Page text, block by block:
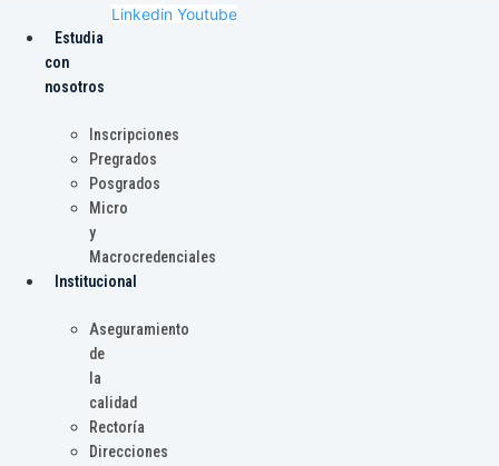
Linkedin Youtube
Estudia
con
nosotros
Inscripciones
Pregrados
Posgrados
Micro
y
Macrocredenciales
Institucional
Aseguramiento
de
la
calidad
Rectoría
Direcciones